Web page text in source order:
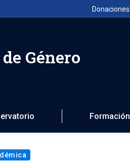
Donaciones
Género
Formación